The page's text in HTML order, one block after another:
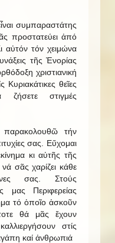
συμπαραστάτης
προστατεύει ἀπό
αὐτόν τόν χειμώνα
τῆς Ἐνορίας
χριστιανική
Κυριακάτικες θεῖες
ζήσετε στιγμές
τήν
σας. Εὔχομαι
κι αὐτῆς τῆς
σᾶς χαρίζει κάθε
σας. Στούς
μας Περιφερείας
τό ὁποῖο ἀσκοῦν
θά μᾶς ἔχουν
στίς
καί ἀνθρωπιά